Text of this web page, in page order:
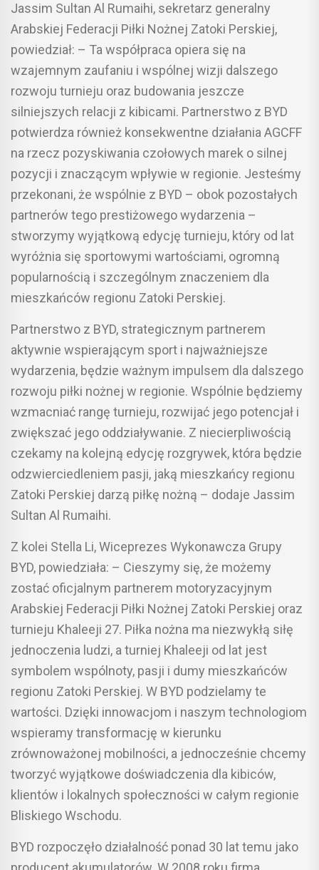
Jassim Sultan Al Rumaihi, sekretarz generalny
Arabskiej Federacji Piłki Nożnej Zatoki Perskiej,
powiedział: – Ta współpraca opiera się na
wzajemnym zaufaniu i wspólnej wizji dalszego
rozwoju turnieju oraz budowania jeszcze
silniejszych relacji z kibicami. Partnerstwo z BYD
potwierdza również konsekwentne działania AGCFF
na rzecz pozyskiwania czołowych marek o silnej
pozycji i znaczącym wpływie w regionie. Jesteśmy
przekonani, że wspólnie z BYD – obok pozostałych
partnerów tego prestiżowego wydarzenia –
stworzymy wyjątkową edycję turnieju, który od lat
wyróżnia się sportowymi wartościami, ogromną
popularnością i szczególnym znaczeniem dla
mieszkańców regionu Zatoki Perskiej.
Partnerstwo z BYD, strategicznym partnerem
aktywnie wspierającym sport i najważniejsze
wydarzenia, będzie ważnym impulsem dla dalszego
rozwoju piłki nożnej w regionie. Wspólnie będziemy
wzmacniać rangę turnieju, rozwijać jego potencjał i
zwiększać jego oddziaływanie. Z niecierpliwością
czekamy na kolejną edycję rozgrywek, która będzie
odzwierciedleniem pasji, jaką mieszkańcy regionu
Zatoki Perskiej darzą piłkę nożną – dodaje Jassim
Sultan Al Rumaihi.
Z kolei Stella Li, Wiceprezes Wykonawcza Grupy
BYD, powiedziała: – Cieszymy się, że możemy
zostać oficjalnym partnerem motoryzacyjnym
Arabskiej Federacji Piłki Nożnej Zatoki Perskiej oraz
turnieju Khaleeji 27. Piłka nożna ma niezwykłą siłę
jednoczenia ludzi, a turniej Khaleeji od lat jest
symbolem wspólnoty, pasji i dumy mieszkańców
regionu Zatoki Perskiej. W BYD podzielamy te
wartości. Dzięki innowacjom i naszym technologiom
wspieramy transformację w kierunku
zrównoważonej mobilności, a jednocześnie chcemy
tworzyć wyjątkowe doświadczenia dla kibiców,
klientów i lokalnych społeczności w całym regionie
Bliskiego Wschodu.
BYD rozpoczęło działalność ponad 30 lat temu jako